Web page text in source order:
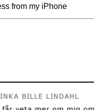
from my iPhone